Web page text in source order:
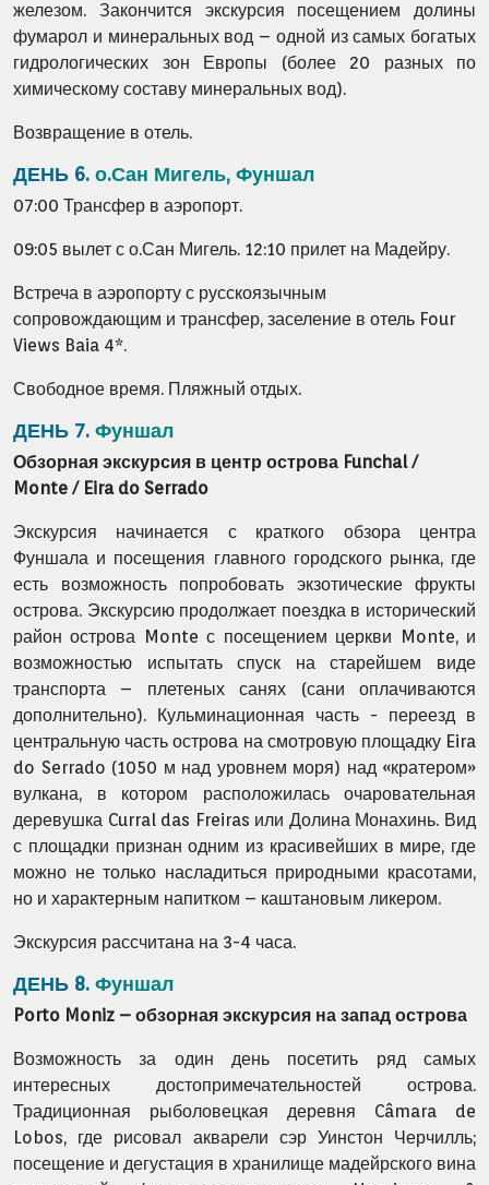
железом. Закончится экскурсия посещением долины
фумарол и минеральных вод – одной из самых богатых
гидрологических зон Европы (более 20 разных по
химическому составу минеральных вод).
Возвращение в отель.
ДЕНЬ 6. о.Сан Мигель, Фуншал
07:00 Трансфер в аэропорт.
09:05 вылет с о.Сан Мигель. 12:10 прилет на Мадейру.
Встреча в аэропорту с русскоязычным
сопровождающим и трансфер, заселение в отель Four
Views Baia 4*.
Свободное время. Пляжный отдых.
ДЕНЬ 7. Фуншал
Обзорная экскурсия в центр острова Funchal /
Monte / Eira do Serrado
Экскурсия начинается с краткого обзора центра
Фуншала и посещения главного городского рынка, где
есть возможность попробовать экзотические фрукты
острова. Экскурсию продолжает поездка в исторический
район острова Monte с посещением церкви Monte, и
возможностью испытать спуск на старейшем виде
транспорта – плетеных санях (сани оплачиваются
дополнительно). Кульминационная часть - переезд в
центральную часть острова на смотровую площадку Eira
do Serrado (1050 м над уровнем моря) над «кратером»
вулкана, в котором расположилась очаровательная
деревушка Curral das Freiras или Долина Монахинь. Вид
с площадки признан одним из красивейших в мире, где
можно не только насладиться природными красотами,
но и характерным напитком – каштановым ликером.
Экскурсия рассчитана на 3-4 часа.
ДЕНЬ 8. Фуншал
Porto Moniz – обзорная экскурсия на запад острова
Возможность за один день посетить ряд самых
интересных достопримечательностей острова.
Традиционная рыболовецкая деревня Câmara de
Lobos, где рисовал акварели сэр Уинстон Черчилль;
посещение и дегустация в хранилище мадейрского вина